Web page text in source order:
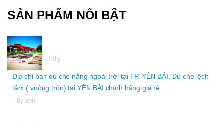
SẢN PHẨM NỔI BẬT
July
Địa chỉ bán dù che nắng ngoài trời tại TP. YÊN BÁI, Dù che lệch
tâm ( vuông tròn) tại YÊN BÁI chính hãng giá rẻ.
- By anh